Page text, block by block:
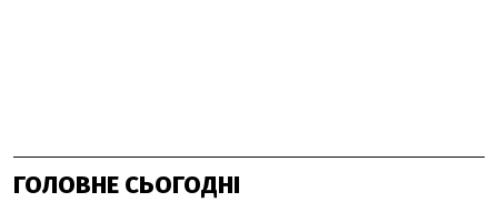
ГОЛОВНЕ СЬОГОДНІ